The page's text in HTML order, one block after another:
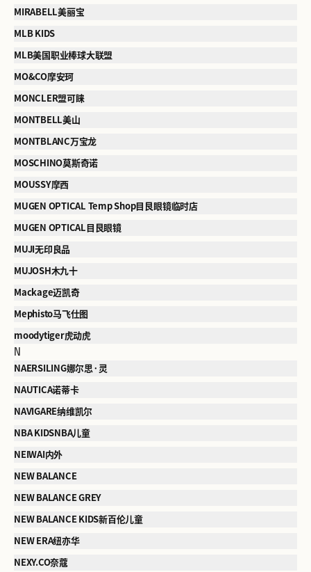
MIRABELL美丽宝
MLB KIDS
MLB美国职业棒球大联盟
MO&CO摩安珂
MONCLER盟可睐
MONTBELL美山
MONTBLANC万宝龙
MOSCHINO莫斯奇诺
MOUSSY摩西
MUGEN OPTICAL Temp Shop目艮眼镜临时店
MUGEN OPTICAL目艮眼镜
MUJI无印良品
MUJOSH木九十
Mackage迈凯奇
Mephisto马飞仕图
moodytiger虎动虎
N
NAERSILING娜尔思·灵
NAUTICA诺蒂卡
NAVIGARE纳维凯尔
NBA KIDSNBA儿童
NEIWAI内外
NEW BALANCE
NEW BALANCE GREY
NEW BALANCE KIDS新百伦儿童
NEW ERA纽亦华
NEXY.CO奈蔻